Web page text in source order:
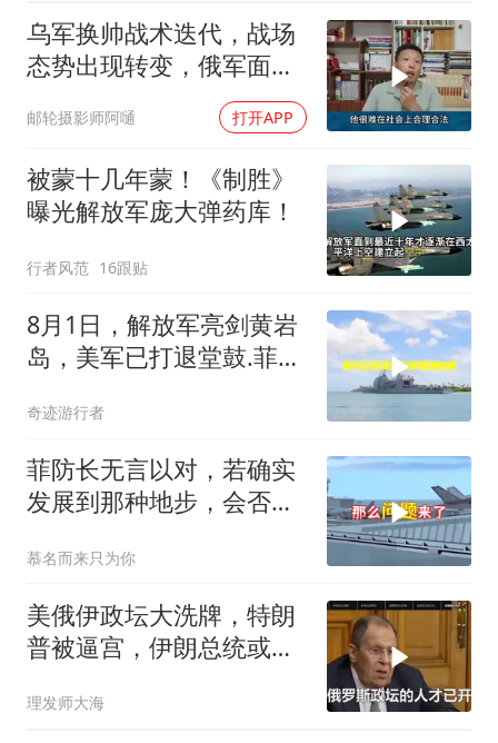
乌军换帅战术迭代，战场
态势出现转变，俄军面临
邮轮摄影师阿嗵 打开APP
被蒙十几年蒙！《制胜》
曝光解放军庞大弹药库！
行者风范 16跟贴
8月1日，解放军亮剑黄岩
岛，美军已打退堂鼓.菲律
奇迹游行者
菲防长无言以对，若确实
发展到那种地步，会否上
慕名而来只为你
美俄伊政坛大洗牌，特朗
普被逼宫，伊朗总统或下
理发师大海